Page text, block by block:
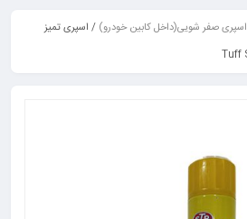
اسپری صفر شویی(داخل کابین خودرو) / اسپری تمیز